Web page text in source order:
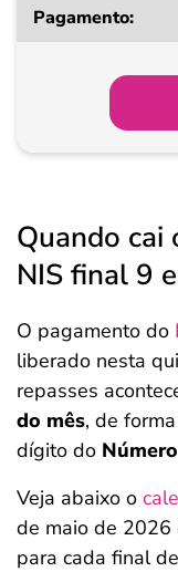
a
Pagamento
Quando cai
NIS final 9
O pagamento do
liberado nesta
repasses
do mês, de
dígito do
Veja abaixo o
de maio de 2026
para cada final